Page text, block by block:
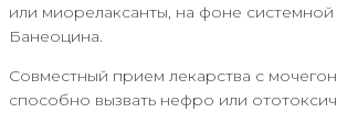
или миорелаксанты, на фоне
Банеоцина.
Совместный прием лекарства с
способно вызвать нефро или